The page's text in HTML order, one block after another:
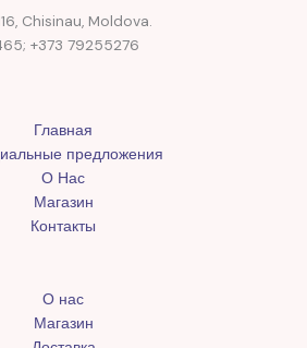
Chisinau, Moldova.
+373 79255276
Главная
предложения
О Нас
Магазин
Контакты
О нас
Магазин